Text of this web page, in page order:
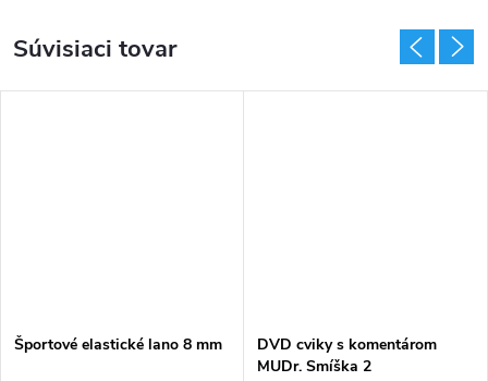
Súvisiaci tovar
Športové elastické lano 8 mm
DVD cviky s komentárom
MUDr. Smíška 2